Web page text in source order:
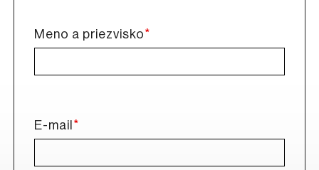
Meno a priezvisko*
E-mail *